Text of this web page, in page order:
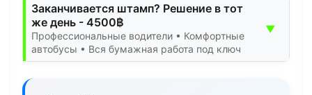
Заканчивается штамп? Решение в тот
же день - 4500฿
Профессиональные водители • Комфортные
автобусы • Вся бумажная работа под ключ
▼